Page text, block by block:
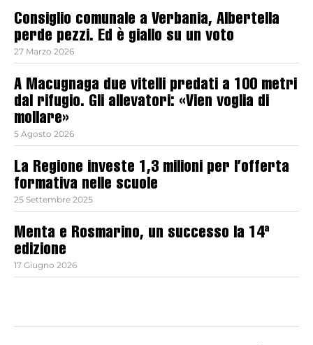
Consiglio comunale a Verbania, Albertella
perde pezzi. Ed è giallo su un voto
27 Marzo 2026
A Macugnaga due vitelli predati a 100 metri
dal rifugio. Gli allevatori: «Vien voglia di
mollare»
5 Agosto 2026
La Regione investe 1,3 milioni per l’offerta
formativa nelle scuole
25 Settembre 2025
Menta e Rosmarino, un successo la 14ª
edizione
17 Giugno 2026